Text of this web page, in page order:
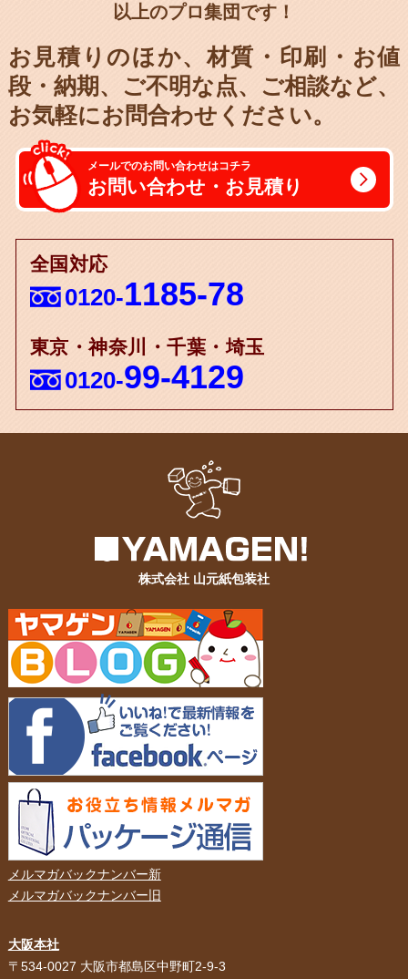
以上のプロ集団です！
お見積りのほか、材質・印刷・お値
段・納期、
ご不明な点、ご相談など、
お気軽にお問合わせください。
メールでのお問い合わせはコチラ
お問い合わせ・お見積り
全国対応
0120-1185-78
東京・神奈川・千葉・埼玉
0120-99-4129
株式会社 山元紙包装社
メルマガバックナンバー新
メルマガバックナンバー旧
大阪本社
〒534-0027 大阪市都島区中野町2-9-3